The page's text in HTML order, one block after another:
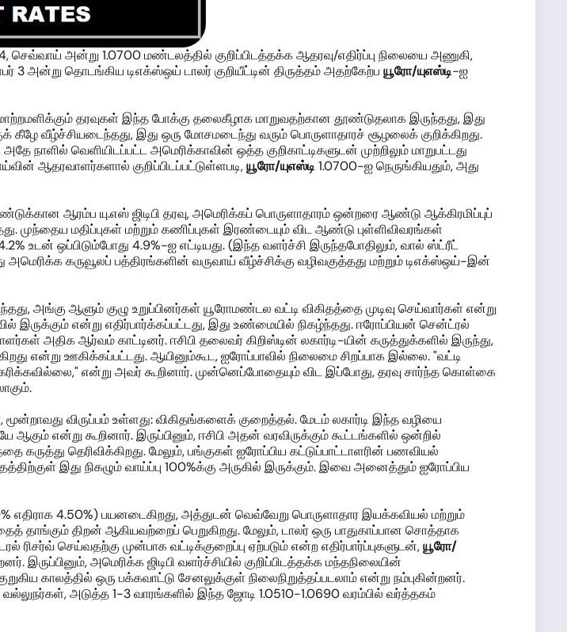
செவ்வாய் அன்று 1.0700 மண்டலத்தில் குறிப்பிடத்தக்க ஆதரவு/எதிர்ப்பு நிலையை அணுகி,
3 அன்று தொடங்கிய டிஎக்ஸ்ஒய் டாலர் குறியீட்டின் திருத்தம் அதற்கேற்ப யூரோ/யுஎஸ்டி-ஐ
தரவுகள் இந்த போக்கு தலைகீழாக மாறுவதற்கான தூண்டுதலாக இருந்தது, இது
கீழே வீழ்ச்சியடைந்தது, இது ஒரு மோசமடைந்து வரும் பொருளாதாரச் சூழலைக் குறிக்கிறது.
வெளியிடப்பட்ட அமெரிக்காவின் ஒத்த குறிகாட்டிகளுடன் முற்றிலும் மாறுபட்டது
ஆதரவாளர்களால் குறிப்பிடப்பட்டுள்ளபடி,யூரோ/யுஎஸ்டி1.0700-ஐ நெருங்கியதும், அது
ஆரம்ப யு.எஸ் ஜிடிபி தரவு, அமெரிக்கப் பொருளாதாரம் ஒன்றரை ஆண்டு ஆக்கிரமிப்புப்
முந்தைய மதிப்புகள் மற்றும் கணிப்புகள் இரண்டையும் விட ஆண்டு புள்ளிவிவரங்கள்
உடன் ஒப்பிடும்போது 4.9%-ஐ எட்டியது. (இந்த வளர்ச்சி இருந்தபோதிலும், வால் ஸ்ட்ரீட்
கருவூலப் பத்திரங்களின் வருவாய் வீழ்ச்சிக்கு வழிவகுத்தது மற்றும் டிஎக்ஸ்ஒய்-இன்
அங்கு ஆளும் குழு உறுப்பினர்கள் யூரோமண்டல வட்டி விகிதத்தை முடிவு செய்வார்கள் என்று
இருக்கும் என்று எதிர்பார்க்கப்பட்டது, இது உண்மையில் நிகழ்ந்தது. ஈரோப்பியன் சென்ட்ரல்
அதிக ஆர்வம் காட்டினர். ஈசிபி தலைவர் கிறிஸ்டின் லகார்டி-யின் கருத்துக்களில் இருந்து,
என்று ஊகிக்கப்பட்டது. ஆயினும்கூட, ஐரோப்பாவில் நிலைமை சிறப்பாக இல்லை. "வட்டி
என்று அவர் கூறினார். முன்னெப்போதையும் விட இப்போது, தரவு சார்ந்த கொள்கை
விருப்பம் உள்ளது: விகிதங்களைக் குறைத்தல். மேடம் லகார்டி இந்த வழியை
ஆகும் என்று கூறினார். இருப்பினும், ஈசிபி அதன் வரவிருக்கும் கூட்டங்களில் ஒன்றில்
கருத்து தெரிவிக்கிறது. மேலும், பங்குகள் ஐரோப்பிய கட்டுப்பாட்டாளரின் பணவியல்
இது நிகழும் வாய்ப்பு 100%க்கு அருகில் இருக்கும். இவை அனைத்தும் ஐரோப்பிய
எதிராக 4.50%) பயனடைகிறது, அத்துடன் வெவ்வேறு பொருளாதார இயக்கவியல் மற்றும்
திறன் ஆகியவற்றைப் பெறுகிறது. மேலும், டாலர் ஒரு பாதுகாப்பான சொத்தாக
செய்வதற்கு முன்பாக வட்டிக்குறைப்பு ஏற்படும் என்ற எதிர்பார்ப்புகளுடன்,யூரோ/
அமெரிக்க ஜிடிபி வளர்ச்சியில் குறிப்பிடத்தக்க மந்தநிலையின்
காலத்தில் ஒரு பக்கவாட்டு சேனலுக்குள் நிலைநிறுத்தப்படலாம் என்று நம்புகின்றனர்.
அடுத்த 1-3 வாரங்களில் இந்த ஜோடி 1.0510-1.0690 வரம்பில் வர்த்தகம்